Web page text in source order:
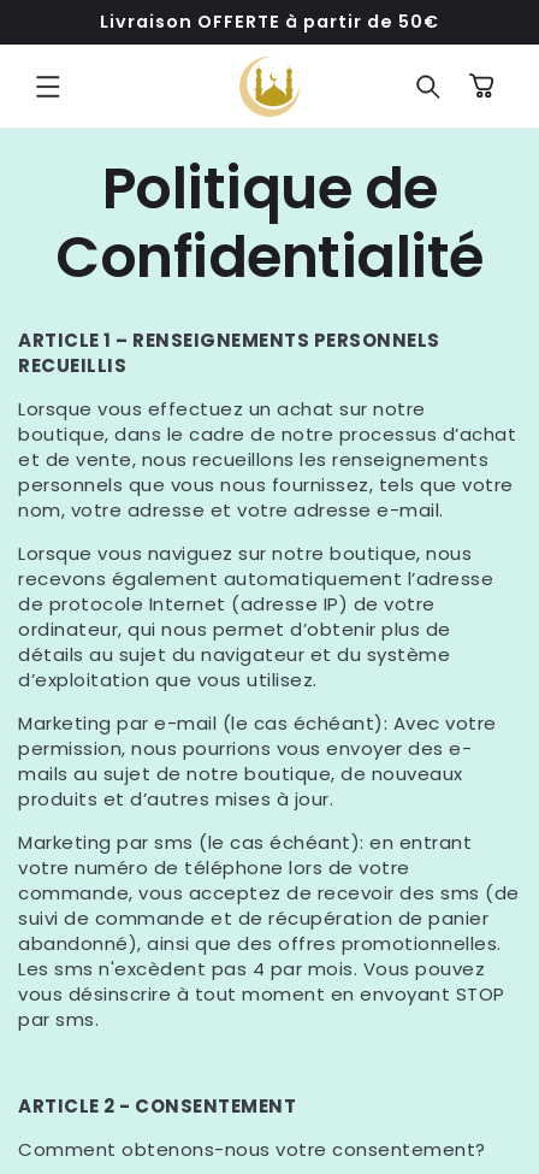
AU
Livraison OFFERTE à partir de 50€
Panier
Politique de
Confidentialité
ARTICLE 1 – RENSEIGNEMENTS PERSONNELS
RECUEILLIS
Lorsque vous effectuez un achat sur notre
boutique, dans le cadre de notre processus d’achat
et de vente, nous recueillons les renseignements
personnels que vous nous fournissez, tels que votre
nom, votre adresse et votre adresse e-mail.
Lorsque vous naviguez sur notre boutique, nous
recevons également automatiquement l’adresse
de protocole Internet (adresse IP) de votre
ordinateur, qui nous permet d’obtenir plus de
détails au sujet du navigateur et du système
d’exploitation que vous utilisez.
Marketing par e-mail (le cas échéant): Avec votre
permission, nous pourrions vous envoyer des e-
mails au sujet de notre boutique, de nouveaux
produits et d’autres mises à jour.
Marketing par sms (le cas échéant): en entrant
votre numéro de téléphone lors de votre
commande, vous acceptez de recevoir des sms (de
suivi de commande et de récupération de panier
abandonné), ainsi que des offres promotionnelles.
Les sms n'excèdent pas 4 par mois. Vous pouvez
vous désinscrire à tout moment en envoyant STOP
par sms.
ARTICLE 2 - CONSENTEMENT
Comment obtenons-nous votre consentement?